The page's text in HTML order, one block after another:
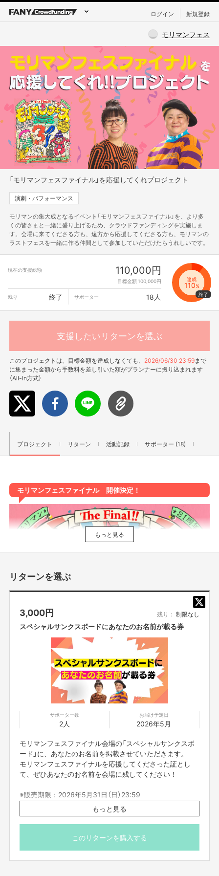
ログイン 新規登録
モリマンフェス
「モリマンフェスファイナル」を応援してくれプロジェクト
演劇・パフォーマンス
モリマンの集大成となるイベント「モリマンフェスファイナル」を、より多
くの皆さまと一緒に盛り上げるため、クラウドファンディングを実施しま
す。会場に来てくださる方も、遠方から応援してくださる方も、モリマンの
ラストフェスを一緒に作る仲間として参加していただけたらうれしいです。
現在の支援総額 110,000円
目標金額 100,000円 達成
110%
残り
終了 サポーター 18人
支援したいリターンを選ぶ
このプロジェクトは、目標金額を達成しなくても、 2026/06/30 23:59まで
に集まった金額から手数料を差し引いた額がプランナーに振り込まれます
（All-In方式）
プロジェクト リターン 活動記録 サポーター (18)
モリマンフェスファイナル 開催決定！
昨年、大盛り上がりを見せた「モリマンフェス」が帰ってきます！
たくさんの皆さまに応援していただき、大きな盛り上がりを見せたモリマン
フェス。
その熱気をもう一度、そして最後にもう一度、皆さまと一緒に作りたいとい
今回「モリマンフェスファイナル」の開催が決定しました。
これまでモリマンを応援してくださった皆さま、前回のフェスを楽しんでく
を一緒に盛り上げていただきたいと思っています。
もっと見る
リターンを選ぶ
3,000円 残り： 制限なし
スペシャルサンクスボードにあなたのお名前が載る券
サポーター数
2人
お届け予定日
2026年5月
モリマンフェスファイナル会場の「スペシャルサンクスボ
ード」に、あなたのお名前を掲載させていただきます。
モリマンフェスファイナルを応援してくださった証とし
て、ぜひあなたのお名前を会場に残してください！
※販売期限：2026年5月31日（日）23:59
※お名前を掲載したサンクスボードのお写真（または画像デ
ータ）を、後日支援者の皆さまへ送付いたします。
※ご支援の際の「備考欄」に、掲載を希望されるあなたのニ
もっと見る
このリターンを購入する